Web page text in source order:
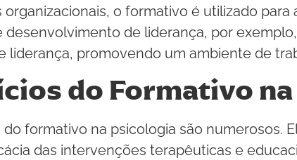
organizacionais, o formativo é utilizado
desenvolvimento de liderança, por
liderança, promovendo um ambiente de
do Formativo
do formativo na psicologia são
das intervenções terapêuticas e